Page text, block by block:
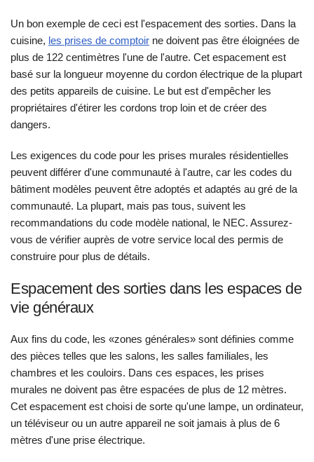
Un bon exemple de ceci est l'espacement des sorties. Dans la
cuisine, les prises de comptoir ne doivent pas être éloignées de
plus de 122 centimètres l'une de l'autre. Cet espacement est
basé sur la longueur moyenne du cordon électrique de la plupart
des petits appareils de cuisine. Le but est d'empêcher les
propriétaires d'étirer les cordons trop loin et de créer des
dangers.
Les exigences du code pour les prises murales résidentielles
peuvent différer d'une communauté à l'autre, car les codes du
bâtiment modèles peuvent être adoptés et adaptés au gré de la
communauté. La plupart, mais pas tous, suivent les
recommandations du code modèle national, le NEC. Assurez-
vous de vérifier auprès de votre service local des permis de
construire pour plus de détails.
Espacement des sorties dans les espaces de
vie généraux
Aux fins du code, les «zones générales» sont définies comme
des pièces telles que les salons, les salles familiales, les
chambres et les couloirs. Dans ces espaces, les prises
murales ne doivent pas être espacées de plus de 12 mètres.
Cet espacement est choisi de sorte qu'une lampe, un ordinateur,
un téléviseur ou un autre appareil ne soit jamais à plus de 6
mètres d'une prise électrique.